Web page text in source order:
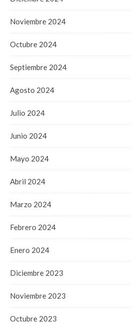
Noviembre 2024
Octubre 2024
Septiembre 2024
Agosto 2024
Julio 2024
Junio 2024
Mayo 2024
Abril 2024
Marzo 2024
Febrero 2024
Enero 2024
Diciembre 2023
Noviembre 2023
Octubre 2023